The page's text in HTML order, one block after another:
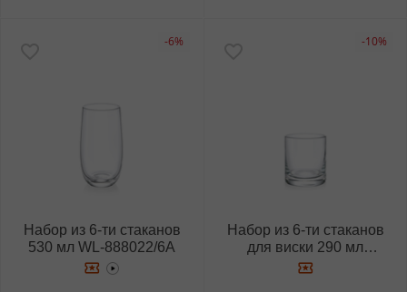
-6%
Набор из 6-ти стаканов
530 мл WL‑888022/6A
-10%
Набор из 6-ти стаканов
для виски 290 мл
WL‑888023/6A